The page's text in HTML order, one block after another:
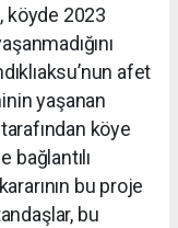
köyde 2023
afet
yaşanan
köye
bağlantılı
bu proje
bu